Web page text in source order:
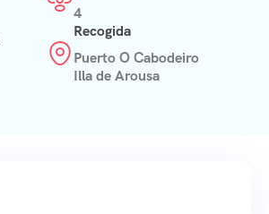
4
Recogida
Puerto O Cabodeiro
Illa de Arousa